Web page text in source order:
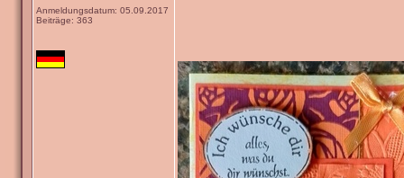
Anmeldungsdatum: 05.09.2017
Beiträge: 363